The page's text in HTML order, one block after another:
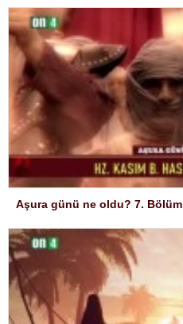
Aşura günü ne oldu? 7. Bölüm